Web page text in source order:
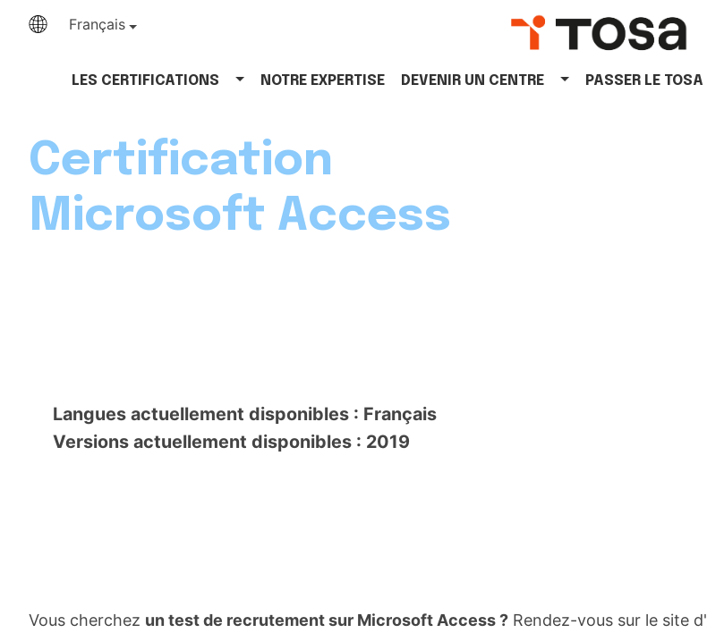
Français
LES CERTIFICATIONS NOTRE EXPERTISE DEVENIR UN CENTRE PASSER LE TOSA
Certification
Microsoft Access
Langues actuellement disponibles : Français
Versions actuellement disponibles : 2019
Vous cherchez un test de recrutement sur Microsoft Access ? Rendez-vous sur le site d'